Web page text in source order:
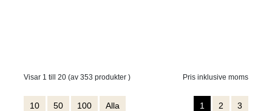
Visar 1 till 20 (av 353 produkter ) Pris inklusive moms
10 50 100 Alla 1 2 3